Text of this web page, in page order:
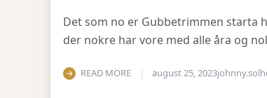
Det som no er Gubbetrimmen starta
der nokre har vore med alle åra og
READ MORE august 25, 2023